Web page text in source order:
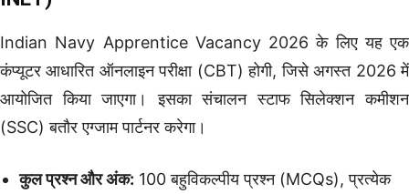
Indian Navy Apprentice Vacancy 2026 के लिए यह एक
कंप्यूटर आधारित ऑनलाइन परीक्षा (CBT) होगी, जिसे अगस्त 2026 में
आयोजित किया जाएगा। इसका संचालन स्टाफ सिलेक्शन कमीशन
(SSC) बतौर एग्जाम पार्टनर करेगा।
कुल प्रश्न और अंक: 100 बहुविकल्पीय प्रश्न (MCQs), प्रत्येक